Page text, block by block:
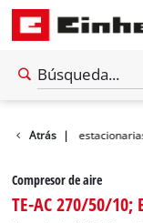
Atrás |
Maquinas
Compresor de aire
TE-AC 270/50/10;